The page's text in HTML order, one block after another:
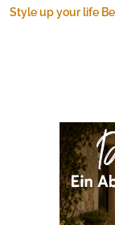
Style up your life